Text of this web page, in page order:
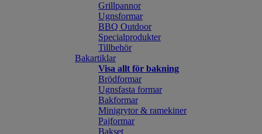
Grillpannor
Ugnsformar
BBQ Outdoor
Specialprodukter
Tillbehör
Bakartiklar
Visa allt för bakning
Brödformar
Ugnsfasta formar
Bakformar
Minigrytor & ramekiner
Pajformar
Bakset